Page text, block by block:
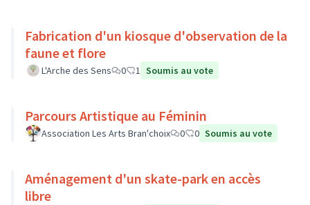
Fabrication d'un kiosque d'observation de la
faune et flore
L'Arche des Sens 0 1 Soumis au vote
Parcours Artistique au Féminin
Association Les Arts Bran'choix 0 0 Soumis au vote
Aménagement d'un skate-park en accès
libre